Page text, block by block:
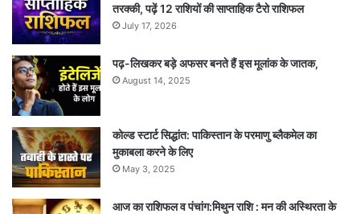
तरक्की, पढ़ें 12 राशियों की साप्ताहिक टैरो राशिफल
July 17, 2026
पढ़-लिखकर बड़े अफसर बनते हैं इस मूलांक के जातक,
August 14, 2025
कोल्ड स्टार्ट सिद्धांत: पाकिस्तान के परमाणु ब्लैकमेल का
मुकाबला करने के लिए
May 3, 2025
आज का राशिफल व पंचांग:मिथुन राशि : मन की अस्थिरता के